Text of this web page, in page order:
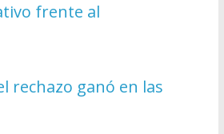
frente al
rechazo ganó en las